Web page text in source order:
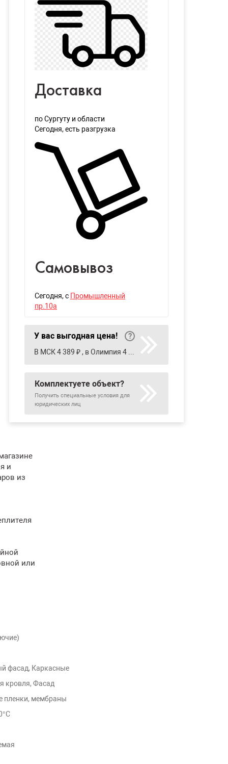
Доставка
по Сургуту и области
Сегодня, есть разгрузка
Самовывоз
Сегодня, с Промышленный
пр.10а
У вас выгодная цена!
Комплектуете объект?
Получить специальные условия для
юридических лиц
и
из
или
фасад, Каркасные
кровля, Фасад
пленки, мембраны